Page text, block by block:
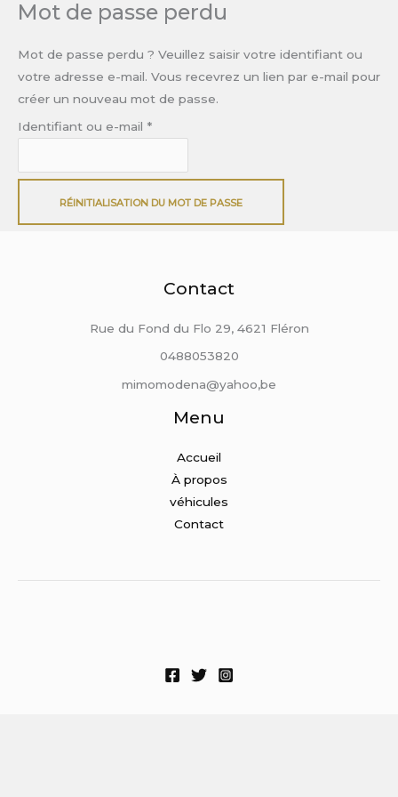
Skip
content
Mot de passe perdu
Mot de passe perdu ? Veuillez saisir votre identifiant ou
votre adresse e-mail. Vous recevrez un lien par e-mail pour
créer un nouveau mot de passe.
Identifiant ou e-mail *
Obligatoire
RÉINITIALISATION DU MOT DE PASSE
Contact
Rue du Fond du Flo 29, 4621 Fléron
0488053820
mimomodena@yahoo,be
Menu
Accueil
À propos
véhicules
Contact